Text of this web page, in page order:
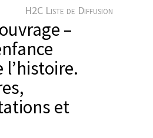
H2C Liste de Diffusion
–
l’histoire.
et